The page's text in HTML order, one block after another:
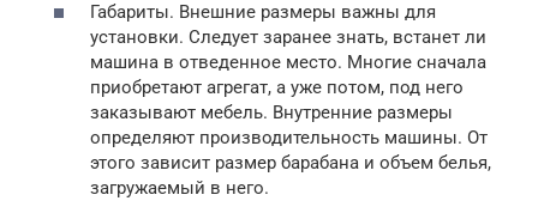
Габариты. Внешние размеры важны для
установки. Следует заранее знать, встанет ли
машина в отведенное место. Многие сначала
приобретают агрегат, а уже потом, под него
заказывают мебель. Внутренние размеры
определяют производительность машины. От
этого зависит размер барабана и объем белья,
загружаемый в него.